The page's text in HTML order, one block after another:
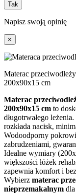
Tak
Napisz swoją opinię
×
Materac
200x90x15 cm
Materac
200x90x15 cm to
długotrwałego
rozkłada nacisk,
Wodoodporny
zabrudzeniami,
Idealne wymiary
większości łóżek
zapewnia komfort i
Wybierz materac
nieprzemakalnym